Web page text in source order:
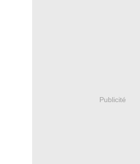
Publicité